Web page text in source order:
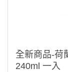
全新商品-荷
240ml 一入